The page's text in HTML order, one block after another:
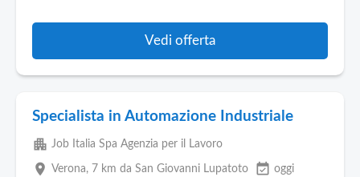
Vedi offerta
Specialista in Automazione Industriale
apartment Job Italia Spa Agenzia per il Lavoro
place Verona, 7 km da San Giovanni Lupatoto event_available oggi